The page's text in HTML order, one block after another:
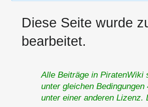
Diese Seite wurde
bearbeitet.
Alle Beiträge in PiratenWiki
unter gleichen
unter einer anderen